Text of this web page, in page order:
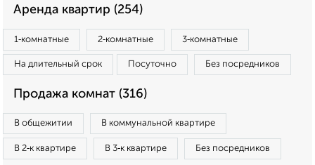
Аренда квартир (254)
1‑комнатные 2‑комнатные 3‑комнатные
На длительный срок Посуточно Без посредников
Продажа комнат (316)
В общежитии В коммунальной квартире
В 2‑к квартире В 3‑к квартире Без посредников